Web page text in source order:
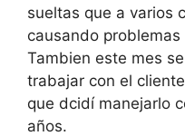
sueltas que a varios
causando
Tambien este mes
trabajar con el
que dcidí manejarlo
años.